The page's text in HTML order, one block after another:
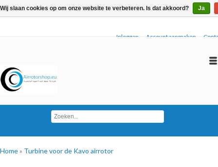
Inloggen Account aanmaken
Home» Turbine voor de Kavo airrotor
Wij slaan cookies op om onze website te verbeteren. Is dat akkoord? Ja